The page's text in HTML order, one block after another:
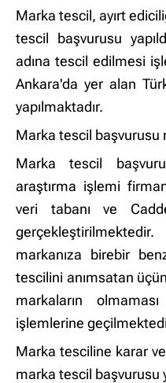
Marka tescil, ayırt
tescil başvurusu
adına tescil edilmesi
Ankara'da yer alan
yapılmaktadır.
Marka tescil başvurusu
Marka tescil
araştırma işlemi
veri tabanı ve
markanıza birebir
tescilini anımsatan
markaların
işlemlerine
Marka tesciline karar
marka tescil başvurusu